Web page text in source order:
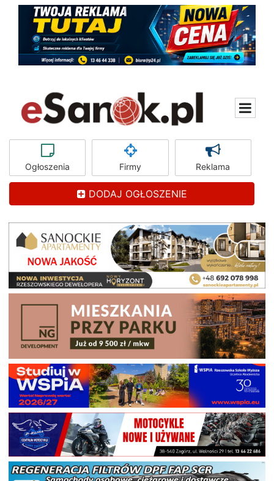
Ogłoszenia Firmy Reklama
DODAJ OGŁOSZENIE